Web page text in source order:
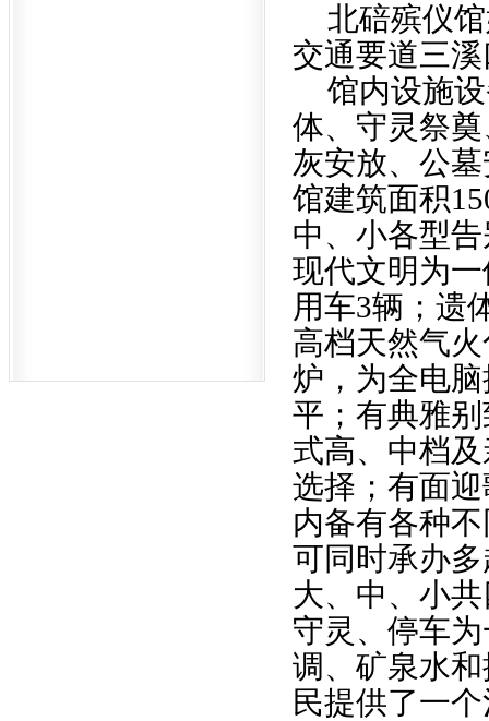
北碚殡仪
交通要道三
馆内设施
体、守灵祭
灰安放、公
馆建筑面积
中、小各型
现代文明为
用车3辆；遗
高档天然气
炉，为全电
平；有典雅
式高、中档
选择；有面
内备有各种
可同时承办
大、中、小
守灵、停车
调、矿泉水
民提供了一